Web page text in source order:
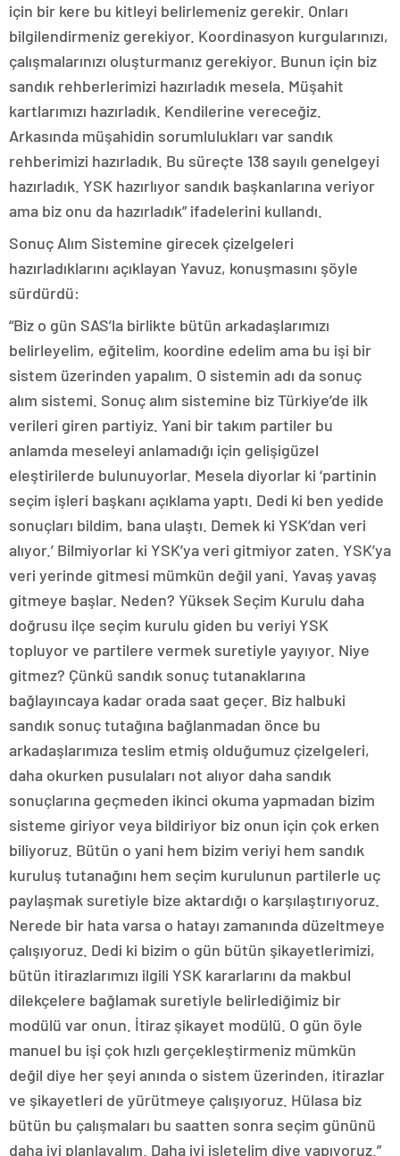
için bir kere bu kitleyi belirlemeniz gerekir. Onları
bilgilendirmeniz gerekiyor. Koordinasyon kurgularınızı,
çalışmalarınızı oluşturmanız gerekiyor. Bunun için biz
sandık rehberlerimizi hazırladık mesela. Müşahit
kartlarımızı hazırladık. Kendilerine vereceğiz.
Arkasında müşahidin sorumlulukları var sandık
rehberimizi hazırladık. Bu süreçte 138 sayılı genelgeyi
hazırladık. YSK hazırlıyor sandık başkanlarına veriyor
ama biz onu da hazırladık” ifadelerini kullandı.
Sonuç Alım Sistemine girecek çizelgeleri
hazırladıklarını açıklayan Yavuz, konuşmasını şöyle
sürdürdü:
“Biz o gün SAS’la birlikte bütün arkadaşlarımızı
belirleyelim, eğitelim, koordine edelim ama bu işi bir
sistem üzerinden yapalım. O sistemin adı da sonuç
alım sistemi. Sonuç alım sistemine biz Türkiye’de ilk
verileri giren partiyiz. Yani bir takım partiler bu
anlamda meseleyi anlamadığı için gelişigüzel
eleştirilerde bulunuyorlar. Mesela diyorlar ki ‘partinin
seçim işleri başkanı açıklama yaptı. Dedi ki ben yedide
sonuçları bildim, bana ulaştı. Demek ki YSK’dan veri
alıyor.’ Bilmiyorlar ki YSK’ya veri gitmiyor zaten. YSK’ya
veri yerinde gitmesi mümkün değil yani. Yavaş yavaş
gitmeye başlar. Neden? Yüksek Seçim Kurulu daha
doğrusu ilçe seçim kurulu giden bu veriyi YSK
topluyor ve partilere vermek suretiyle yayıyor. Niye
gitmez? Çünkü sandık sonuç tutanaklarına
bağlayıncaya kadar orada saat geçer. Biz halbuki
sandık sonuç tutağına bağlanmadan önce bu
arkadaşlarımıza teslim etmiş olduğumuz çizelgeleri,
daha okurken pusulaları not alıyor daha sandık
sonuçlarına geçmeden ikinci okuma yapmadan bizim
sisteme giriyor veya bildiriyor biz onun için çok erken
biliyoruz. Bütün o yani hem bizim veriyi hem sandık
kuruluş tutanağını hem seçim kurulunun partilerle uç
paylaşmak suretiyle bize aktardığı o karşılaştırıyoruz.
Nerede bir hata varsa o hatayı zamanında düzeltmeye
çalışıyoruz. Dedi ki bizim o gün bütün şikayetlerimizi,
bütün itirazlarımızı ilgili YSK kararlarını da makbul
dilekçelere bağlamak suretiyle belirlediğimiz bir
modülü var onun. İtiraz şikayet modülü. O gün öyle
manuel bu işi çok hızlı gerçekleştirmeniz mümkün
değil diye her şeyi anında o sistem üzerinden, itirazlar
ve şikayetleri de yürütmeye çalışıyoruz. Hülasa biz
bütün bu çalışmaları bu saatten sonra seçim gününü
daha iyi planlayalım. Daha iyi işletelim diye yapıyoruz.”